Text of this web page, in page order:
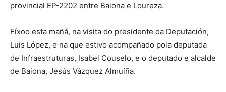
provincial EP-2202 entre Baiona e Loureza.
Fíxoo esta mañá, na visita do presidente da Deputación,
Luis López, e na que estivo acompañado pola deputada
de Infraestruturas, Isabel Couselo, e o deputado e alcalde
de Baiona, Jesús Vázquez Almuíña.